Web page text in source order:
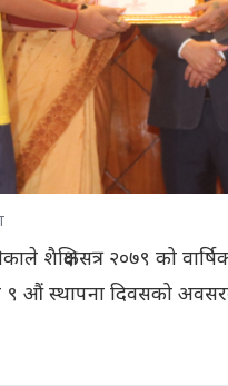
शैक्षिकसत्र २०७९ को वार्षिक
स्थापना दिवसको